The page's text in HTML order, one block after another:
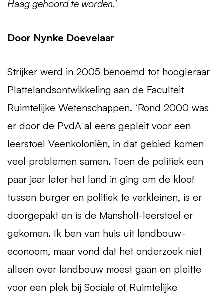
Haag gehoord te worden.’
Door Nynke Doevelaar
Strijker werd in 2005 benoemd tot hoogleraar
Plattelandsontwikkeling aan de Faculteit
Ruimtelijke Wetenschappen. ‘Rond 2000 was
er door de PvdA al eens gepleit voor een
leerstoel Veenkoloniën, in dat gebied komen
veel problemen samen. Toen de politiek een
paar jaar later het land in ging om de kloof
tussen burger en politiek te verkleinen, is er
doorgepakt en is de Mansholt-leerstoel er
gekomen. Ik ben van huis uit landbouw-
econoom, maar vond dat het onderzoek niet
alleen over landbouw moest gaan en pleitte
voor een plek bij Sociale of Ruimtelijke